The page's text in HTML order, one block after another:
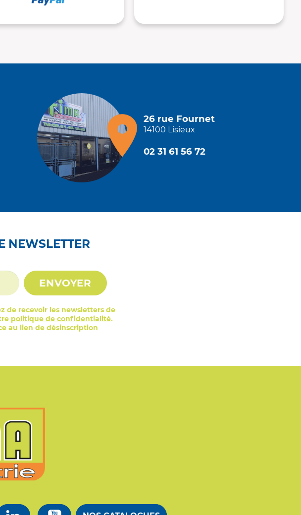
26 rue Fournet
14100 Lisieux
02 31 61 56 72
NEWSLETTER
ENVOYER
de recevoir les newsletters de
politique de confidentialité.
au lien de désinscription